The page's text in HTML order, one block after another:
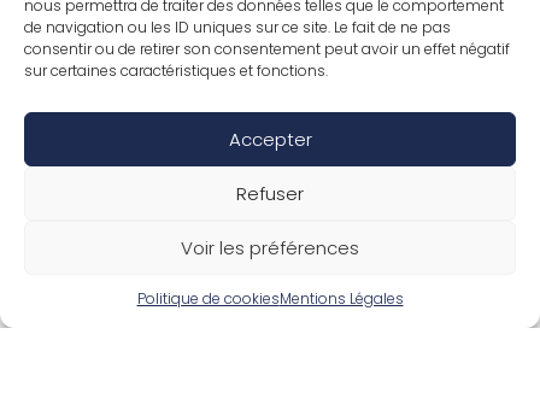
nous permettra de traiter des données telles que le comportement
de navigation ou les ID uniques sur ce site. Le fait de ne pas
consentir ou de retirer son consentement peut avoir un effet négatif
sur certaines caractéristiques et fonctions.
Accepter
Refuser
Voir les préférences
Politique de cookiesMentions Légales